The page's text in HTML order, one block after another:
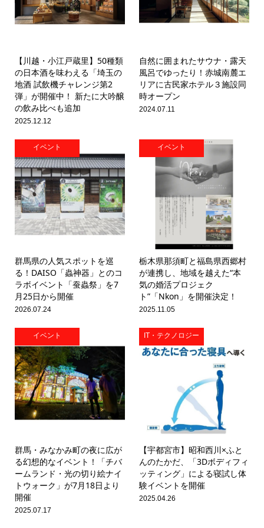
【川越・小江戸蔵里】50種類
の日本酒を味わえる「埼玉の
地酒 試飲機チャレンジ第2
弾」が開催中！ 新たに大吟醸
の飲み比べも追加
2025.12.12
自然に囲まれたサウナ・露天
風呂でゆったり！赤城南麓エ
リアに古民家ホテル３施設同
時オープン
2024.07.11
イベント
群馬県の人気スポットを巡
る！DAISO「蟲神器」とのコ
ラボイベント「蚕蟲祭」を7
月25日から開催
2026.07.24
イベント
栃木県那須町と福島県西郷村
が連携し、地域を越えた“本
気の婚活プロジェク
ト”「Nkon」を開催決定！
2025.11.05
イベント
群馬・みなかみ町の夜に広が
る幻想的なイベント！「チバ
ームランド・光の切り絵ナイ
トウォーク」が7月18日より
開催
2025.07.17
IT・テクノロジー
【宇都宮市】昭和西川×ふと
んのたかだ、「3Dボディフィ
ッティング」による寝試し体
験イベントを開催
2025.04.26